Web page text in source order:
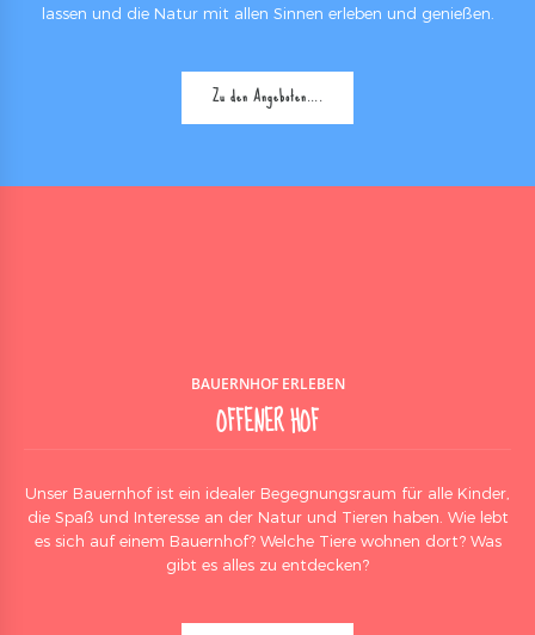
lassen und die Natur mit allen Sinnen erleben und genießen.
Zu den Angeboten….
BAUERNHOF ERLEBEN
OFFENER HOF
Unser Bauernhof ist ein idealer Begegnungsraum für alle Kinder,
die Spaß und Interesse an der Natur und Tieren haben. Wie lebt
es sich auf einem Bauernhof? Welche Tiere wohnen dort? Was
gibt es alles zu entdecken?